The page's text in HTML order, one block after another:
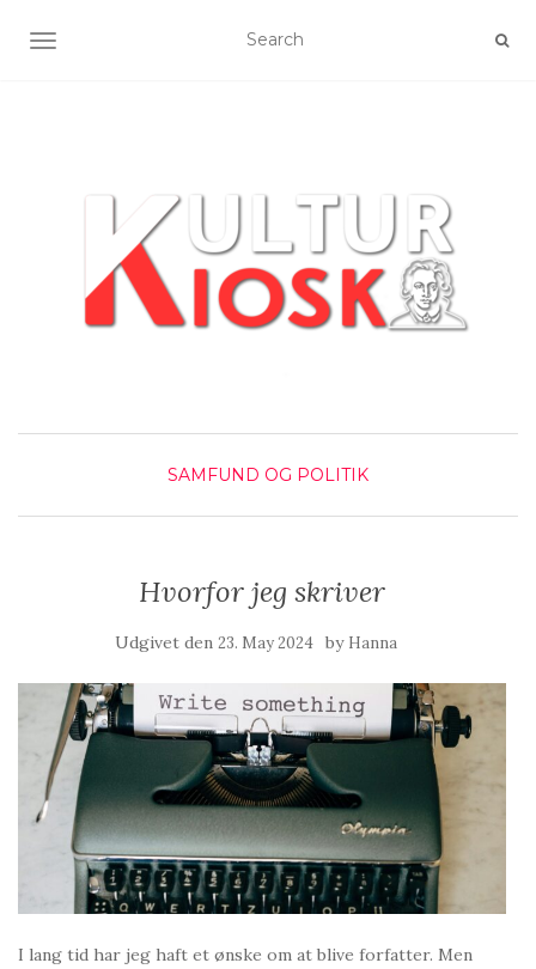
SLÅ NAVIGATION TIL/FRA
SAMFUND OG POLITIK
Hvorfor jeg skriver
Udgivet den 23. May 2024 by Hanna
I lang tid har jeg haft et ønske om at blive forfatter. Men